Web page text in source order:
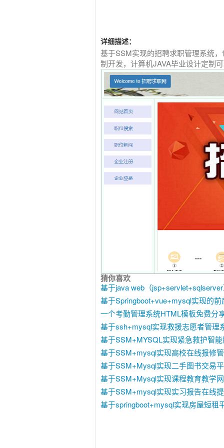
详细描述：
基于SSM实现的招聘求职管理系统
制开发，计算机JAVA毕业设计定制
猜你喜欢
基于java web（
基于Springboot+vue+mysql实现的
一个考勤管理系统HTML模板免费分
基于ssh+mysql实现救援志愿者管理
基于SSM+MYSQL实现紧急救护智
基于SSM+mysql实现高校在线报修
基于SSM+Mysql实现二手图书交易
基于SSM+Mysql实现课程教育教学
基于SSM+mysql实现实习报告在线
基于springboot+mysql实现房屋短租